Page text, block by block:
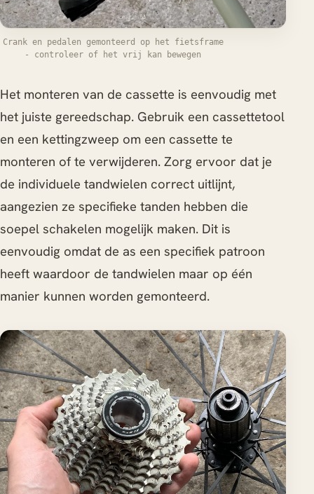
Crank en pedalen gemonteerd op het fietsframe
- controleer of het vrij kan bewegen
Het monteren van de cassette is eenvoudig met
het juiste gereedschap. Gebruik een cassettetool
en een kettingzweep om een cassette te
monteren of te verwijderen. Zorg ervoor dat je
de individuele tandwielen correct uitlijnt,
aangezien ze specifieke tanden hebben die
soepel schakelen mogelijk maken. Dit is
eenvoudig omdat de as een specifiek patroon
heeft waardoor de tandwielen maar op één
manier kunnen worden gemonteerd.